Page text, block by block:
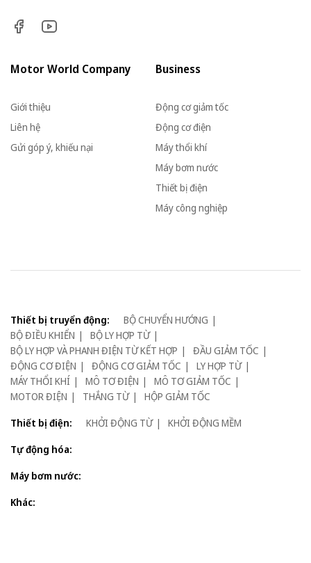
Motor World Company
Giới thiệu
Liên hệ
Gửi góp ý, khiếu nại
Business
Động cơ giảm tốc
Động cơ điện
Máy thổi khí
Máy bơm nước
Thiết bị điện
Máy công nghiệp
Thiết bị truyển động:
BỘ CHUYỂN HƯỚNG
BỘ ĐIỀU KHIỂN
BỘ LY HỢP TỪ
BỘ LY HỢP VÀ PHANH ĐIỆN TỪ KẾT HỢP
ĐẦU GIẢM TỐC
ĐỘNG CƠ ĐIỆN
ĐỘNG CƠ GIẢM TỐC
LY HỢP TỪ
MÁY THỔI KHÍ
MÔ TƠ ĐIỆN
MÔ TƠ GIẢM TỐC
MOTOR ĐIỆN
THẮNG TỪ
HỘP GIẢM TỐC
Thiết bị điện:
KHỞI ĐỘNG TỪ
KHỞI ĐỘNG MỀM
Tự động hóa:
Máy bơm nước:
Khác: